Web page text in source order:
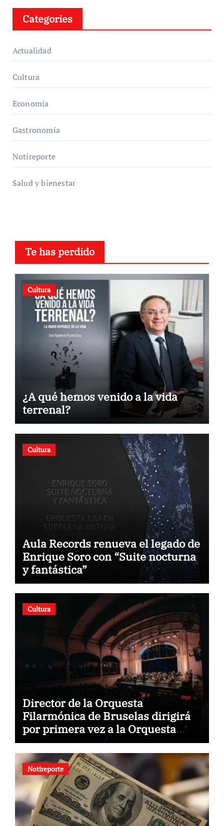
Categories
Actualidad
Cultura
Economía
Gastronomía
Notireporte
Salud y bienestar
Te has perdido
Cultura
¿A qué hemos venido a la vida
terrenal?
Cultura
Aula Records renueva el legado de
Enrique Soro con “Suite nocturna
y fantástica”
Cultura
Director de la Orquesta
Filarmónica de Bruselas dirigirá
por primera vez a la Orquesta
Usach
Notireporte